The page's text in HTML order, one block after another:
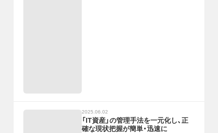
2025.06.02
「IT資産」の管理手法を一元化し、正
確な現状把握が簡単・迅速に